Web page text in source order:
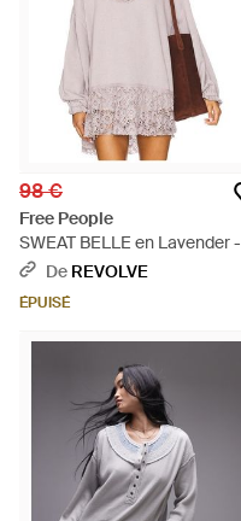
98 €
Free People
SWEAT BELLE en Lavender -
Multicolore
De REVOLVE
ÉPUISÉ